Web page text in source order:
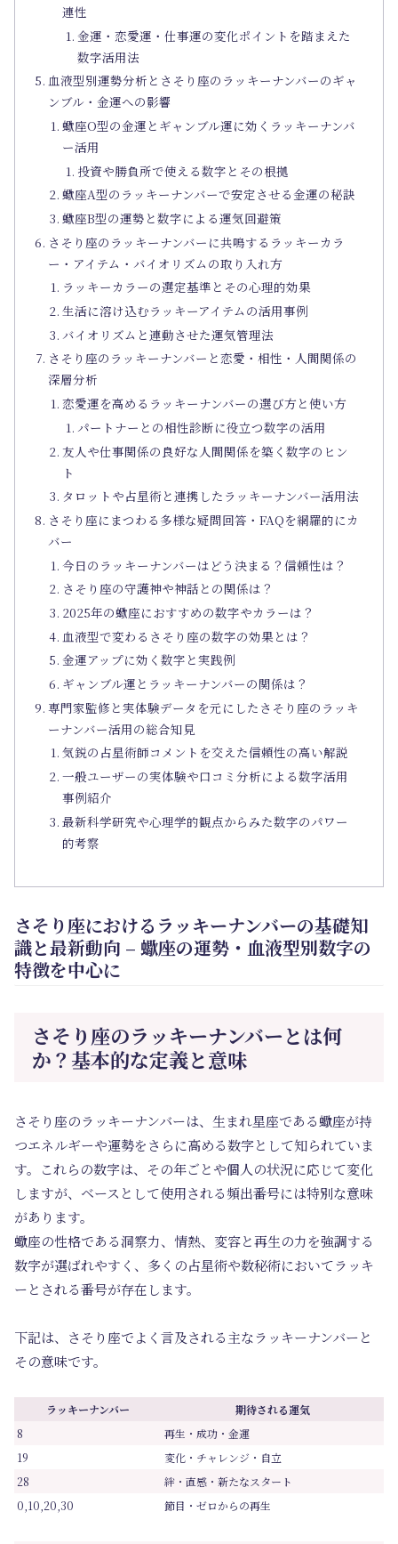
連性
金運・恋愛運・仕事運の変化ポイントを踏まえた
数字活用法
血液型別運勢分析とさそり座のラッキーナンバーのギャ
ンブル・金運への影響
蠍座O型の金運とギャンブル運に効くラッキーナンバ
ー活用
投資や勝負所で使える数字とその根拠
蠍座A型のラッキーナンバーで安定させる金運の秘訣
蠍座B型の運勢と数字による運気回避策
さそり座のラッキーナンバーに共鳴するラッキーカラ
ー・アイテム・バイオリズムの取り入れ方
ラッキーカラーの選定基準とその心理的効果
生活に溶け込むラッキーアイテムの活用事例
バイオリズムと連動させた運気管理法
さそり座のラッキーナンバーと恋愛・相性・人間関係の
深層分析
恋愛運を高めるラッキーナンバーの選び方と使い方
パートナーとの相性診断に役立つ数字の活用
友人や仕事関係の良好な人間関係を築く数字のヒン
ト
タロットや占星術と連携したラッキーナンバー活用法
さそり座にまつわる多様な疑問回答・FAQを網羅的にカ
バー
今日のラッキーナンバーはどう決まる？信頼性は？
さそり座の守護神や神話との関係は？
2025年の蠍座におすすめの数字やカラーは？
血液型で変わるさそり座の数字の効果とは？
金運アップに効く数字と実践例
ギャンブル運とラッキーナンバーの関係は？
専門家監修と実体験データを元にしたさそり座のラッキ
ーナンバー活用の総合知見
気鋭の占星術師コメントを交えた信頼性の高い解説
一般ユーザーの実体験や口コミ分析による数字活用
事例紹介
最新科学研究や心理学的観点からみた数字のパワー
的考察
さそり座におけるラッキーナンバーの基礎知
識と最新動向 – 蠍座の運勢・血液型別数字の
特徴を中心に
さそり座のラッキーナンバーとは何
か？基本的な定義と意味
さそり座のラッキーナンバーは、生まれ星座である蠍座が持
つエネルギーや運勢をさらに高める数字として知られていま
す。これらの数字は、その年ごとや個人の状況に応じて変化
しますが、ベースとして使用される頻出番号には特別な意味
があります。
蠍座の性格である洞察力、情熱、変容と再生の力を強調する
数字が選ばれやすく、多くの占星術や数秘術においてラッキ
ーとされる番号が存在します。
下記は、さそり座でよく言及される主なラッキーナンバーと
その意味です。
ラッキーナンバー
期待される運気
8
再生・成功・金運
19
変化・チャレンジ・自立
28
絆・直感・新たなスタート
0,10,20,30
節目・ゼロからの再生